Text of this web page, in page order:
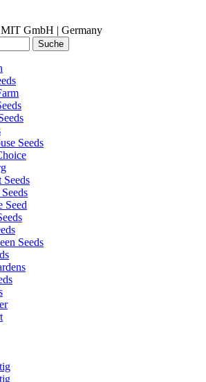
MIT GmbH | Germany
Suche
Seeds
Seed
Seeds